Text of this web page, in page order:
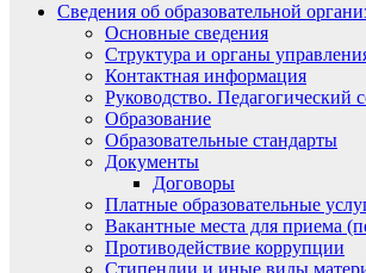
Сведения об образовательной
Основные сведения
Структура и органы
Контактная информация
Руководство. Педагогический
Образование
Образовательные стандарты
Документы
Договоры
Платные образовательные
Вакантные места для приема
Противодействие коррупции
Стипендии и иные виды